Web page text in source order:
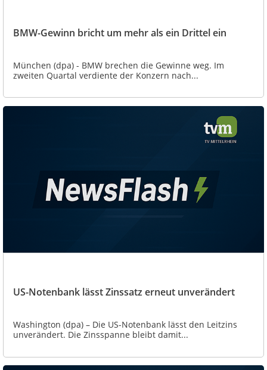
BMW-Gewinn bricht um mehr als ein Drittel ein
München (dpa) - BMW brechen die Gewinne weg. Im
zweiten Quartal verdiente der Konzern nach...
US-Notenbank lässt Zinssatz erneut unverändert
Washington (dpa) – Die US-Notenbank lässt den Leitzins
unverändert. Die Zinsspanne bleibt damit...